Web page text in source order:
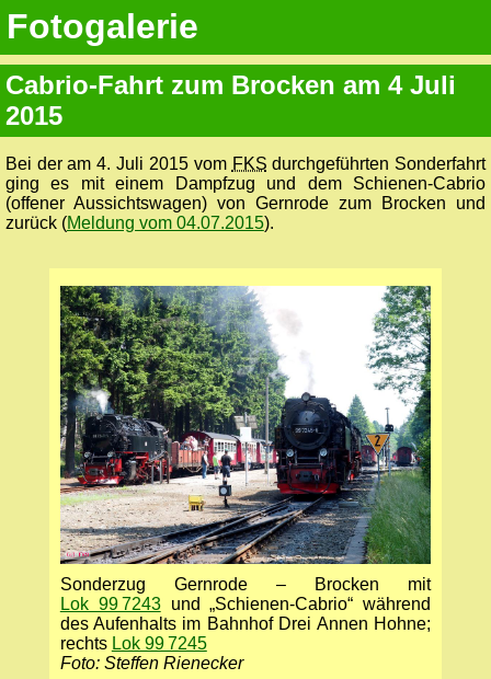
Fotogalerie
Cabrio-Fahrt zum Brocken am 4 Juli
2015
Bei der am 4. Juli 2015 vom FKS durchgeführten Sonderfahrt
ging es mit einem Dampfzug und dem Schienen-Cabrio
(offener Aussichtswagen) von Gernrode zum Brocken und
zurück (Meldung vom 04.07.2015).
Sonderzug Gernrode – Brocken mit
Lok 99 7243und „Schienen-Cabrio“ während
des Aufenhalts im Bahnhof Drei Annen Hohne;
rechts Lok 99 7245
Foto: Steffen Rienecker